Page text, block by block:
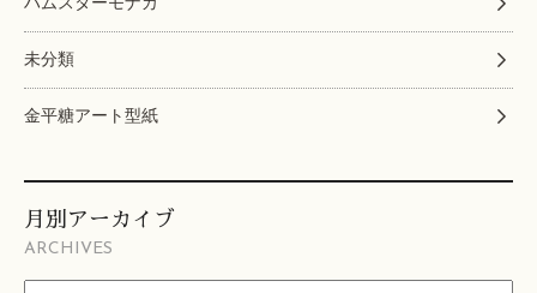
未分類
金平糖アート型紙
月別アーカイブ
ARCHIVES